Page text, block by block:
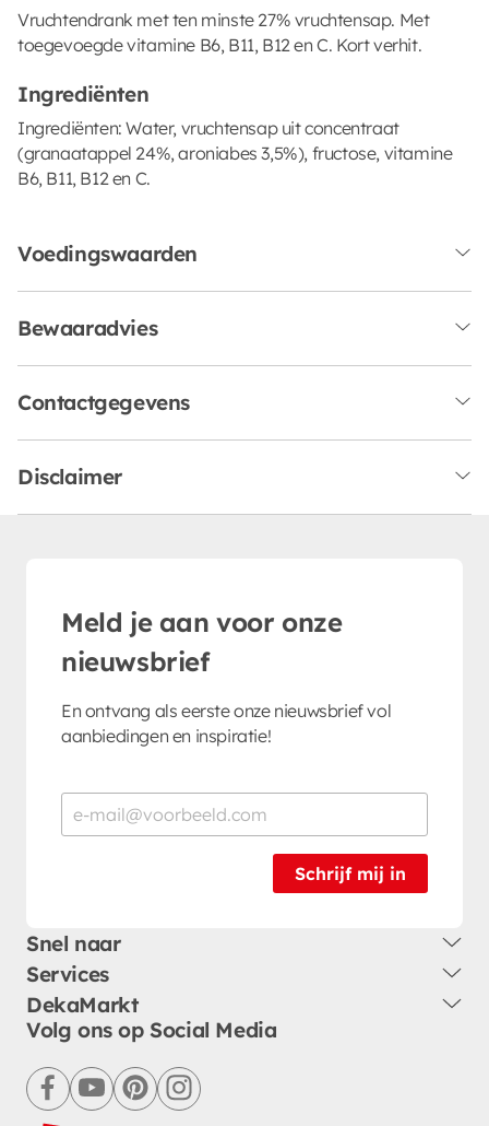
Vruchtendrank met ten minste 27% vruchtensap. Met
toegevoegde vitamine B6, B11, B12 en C. Kort verhit.
Ingrediënten
Ingrediënten: Water, vruchtensap uit concentraat
(granaatappel 24%, aroniabes 3,5%), fructose, vitamine
B6, B11, B12 en C.
Voedingswaarden
Bewaaradvies
Contactgegevens
Disclaimer
Meld je aan voor onze
nieuwsbrief
En ontvang als eerste onze nieuwsbrief vol
aanbiedingen en inspiratie!
Schrijf mij in
Snel naar
Services
DekaMarkt
Volg ons op Social Media
facebookyoutubepinterestinstagram